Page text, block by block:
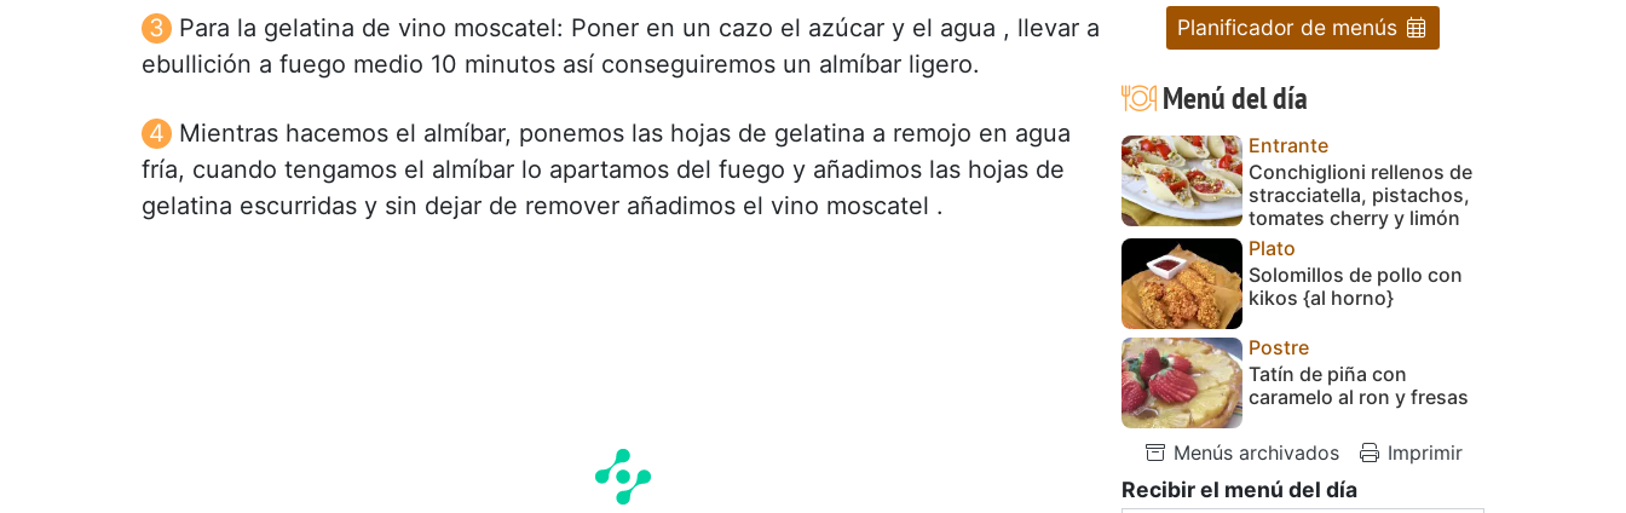
Para la gelatina de vino moscatel: Poner en un cazo el azúcar y el agua , llevar a
ebullición a fuego medio 10 minutos así conseguiremos un almíbar ligero.
Mientras hacemos el almíbar, ponemos las hojas de gelatina a remojo en agua
fría, cuando tengamos el almíbar lo apartamos del fuego y añadimos las hojas de
gelatina escurridas y sin dejar de remover añadimos el vino moscatel .
Planificador de menús
Menú del día
Entrante
Conchiglioni rellenos de
stracciatella, pistachos,
tomates cherry y limón
Plato
Solomillos de pollo con
kikos {al horno}
Postre
Tatín de piña con
caramelo al ron y fresas
Menús archivados Imprimir
Recibir el menú del día